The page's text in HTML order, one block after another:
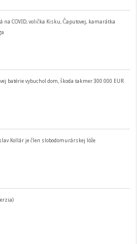
na COVID, volička Kisku, Čaputovej, kamarátka
batérie vybuchol dom, škoda takmer 300 000 EUR
Kollár je člen slobodomurárskej lóže